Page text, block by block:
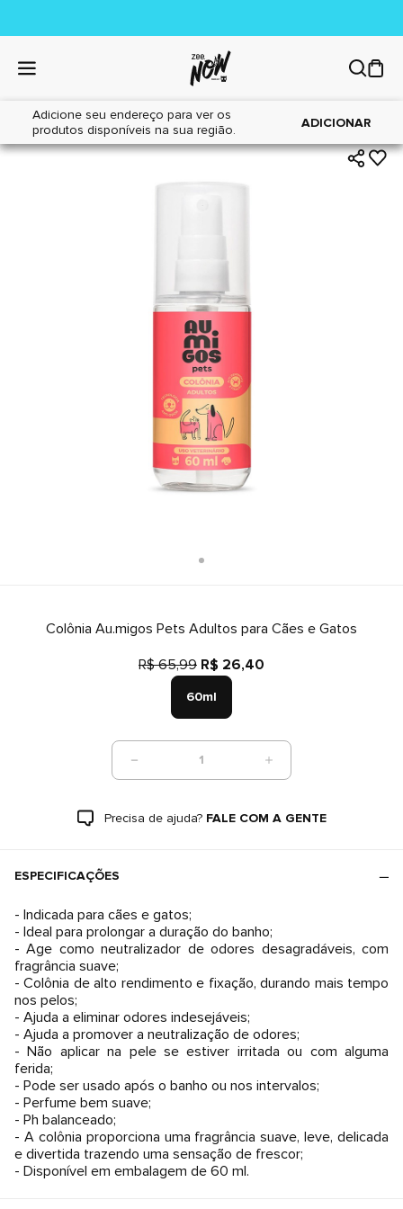
Adicione seu endereço para ver os
produtos disponíveis na sua região.
ADICIONAR
Home|Cães|Higiene
Colônia Au.migos Pets Adultos para Cães e Gatos
R$ 65,99 R$ 26,40
60ml
1
Precisa de ajuda? FALE COM A GENTE
ESPECIFICAÇÕES
- Indicada para cães e gatos;
- Ideal para prolongar a duração do banho;
- Age como neutralizador de odores desagradáveis, com
fragrância suave;
- Colônia de alto rendimento e fixação, durando mais tempo
nos pelos;
- Ajuda a eliminar odores indesejáveis;
- Ajuda a promover a neutralização de odores;
- Não aplicar na pele se estiver irritada ou com alguma
ferida;
- Pode ser usado após o banho ou nos intervalos;
- Perfume bem suave;
- Ph balanceado;
- A colônia proporciona uma fragrância suave, leve, delicada
e divertida trazendo uma sensação de frescor;
- Disponível em embalagem de 60 ml.